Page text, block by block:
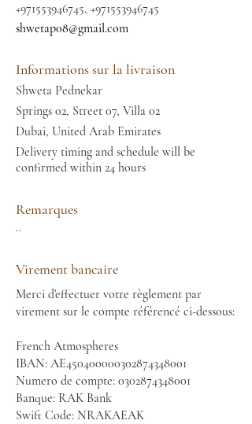
+971553946745, +971553946745
shwetap08@gmail.com
Informations sur la livraison
Shweta Pednekar
Springs 02, Street 07, Villa 02
Dubai, United Arab Emirates
Delivery timing and schedule will be
confirmed within 24 hours
Remarques
..
Virement bancaire
Merci d'effectuer votre règlement par
virement sur le compte référencé ci-dessous:
French Atmospheres
IBAN: AE450400000302874348001
Numero de compte: 0302874348001
Banque: RAK Bank
Swift Code: NRAKAEAK